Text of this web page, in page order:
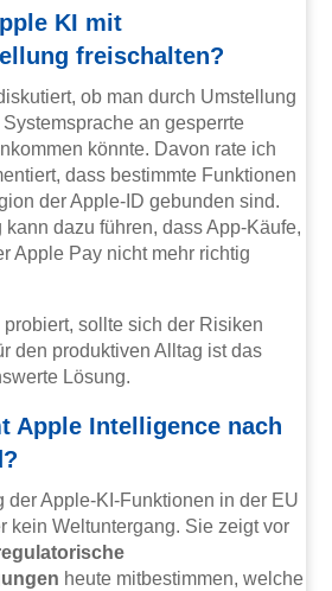
KI mit
freischalten?
ob man durch Umstellung
an gesperrte
könnte. Davon rate ich
dass bestimmte Funktionen
der Apple-ID gebunden sind.
kann dazu führen, dass App-Käufe,
Apple Pay nicht mehr richtig
sollte sich der Risiken
den produktiven Alltag ist das
Lösung.
Apple Intelligence nach
der Apple-KI-Funktionen in der EU
kein Weltuntergang. Sie zeigt vor
heute mitbestimmen, welche